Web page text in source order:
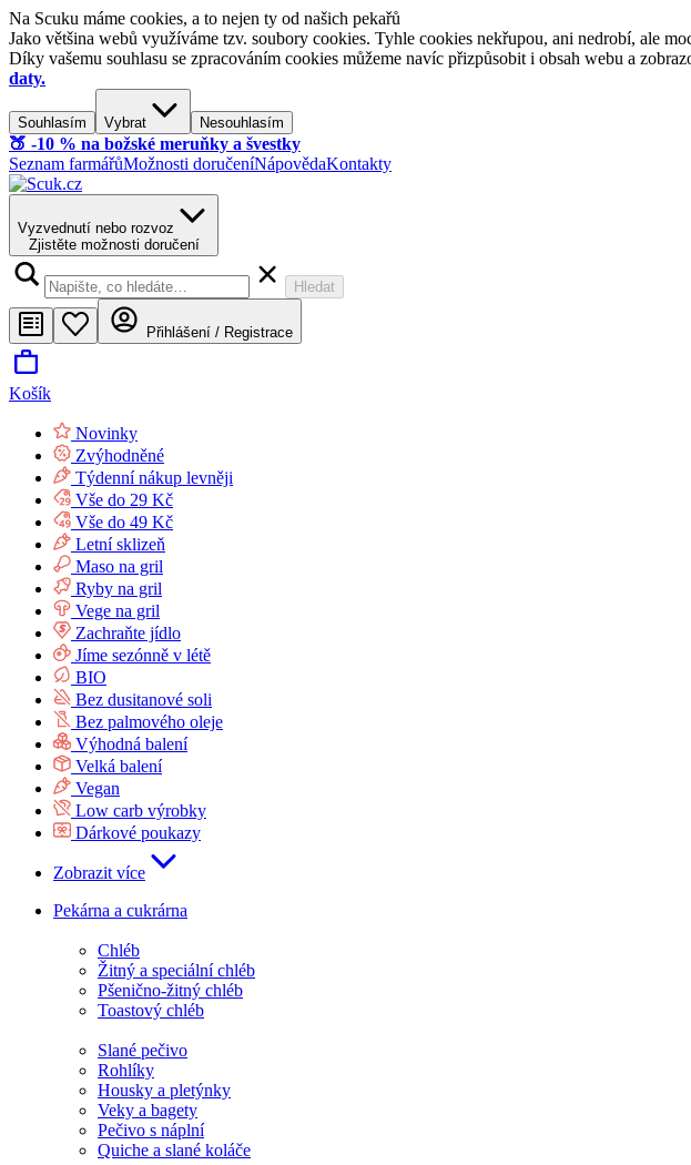
Na Scuku máme cookies, a to nejen ty od našich pekařů
Jako většina webů využíváme tzv. soubory cookies. Tyhle cookies nekřupou, ani nedrobí, ale
Díky vašemu souhlasu se zpracováním cookies můžeme navíc přizpůsobit i obsah webu a
daty.
Souhlasím Vybrat Nesouhlasím
🍑​ -10 % na božské meruňky a švestky
Seznam farmářůMožnosti doručeníNápovědaKontakty
Vyzvednutí nebo rozvoz
Zjistěte možnosti doručení
Hledat
Přihlášení / Registrace
Košík
Novinky
Zvýhodněné
Týdenní nákup levněji
Vše do 29 Kč
Vše do 49 Kč
Letní sklizeň
Maso na gril
Ryby na gril
Vege na gril
Zachraňte jídlo
Jíme sezónně v létě
BIO
Bez dusitanové soli
Bez palmového oleje
Výhodná balení
Velká balení
Vegan
Low carb výrobky
Dárkové poukazy
Zobrazit více
Pekárna a cukrárna
Chléb
Žitný a speciální chléb
Pšenično-žitný chléb
Toastový chléb
Slané pečivo
Rohlíky
Housky a pletýnky
Veky a bagety
Pečivo s náplní
Quiche a slané koláče